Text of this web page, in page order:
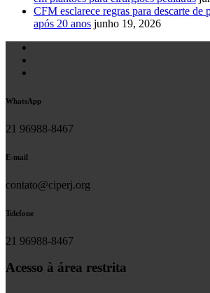
CFM esclarece regras para descarte de
após 20 anos junho 19, 2026
WhatsApp
21 96988-8467
E-mail
contato@ciperj.org
Telefone
21 96988-8467
Acesso à área restrita